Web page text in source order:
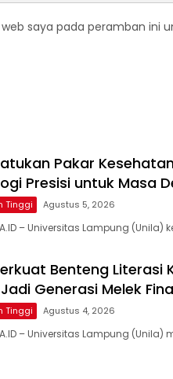
saya pada peramban ini
Pakar
Presisi untuk Masa
Tinggi Agustus 5, 2026
– Universitas Lampung
Benteng Literasi
Generasi Melek
Tinggi Agustus 4, 2026
– Universitas Lampung